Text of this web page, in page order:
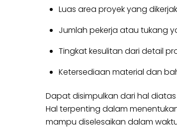
Luas area proyek yang
Jumlah pekerja atau tukang
Tingkat kesulitan dari detail
Ketersediaan material dan
Dapat disimpulkan dari hal
Hal terpenting dalam
mampu diselesaikan dalam